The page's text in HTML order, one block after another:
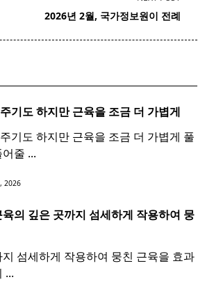
​ ​ 2026년 2월, 국가정보원이 전례
기도 하지만 근육을 조금 더 가볍게
기도 하지만 근육을 조금 더 가볍게 풀
줄 ...
2026
의 깊은 곳까지 섬세하게 작용하여 뭉
섬세하게 작용하여 뭉친 근육을 효과
...